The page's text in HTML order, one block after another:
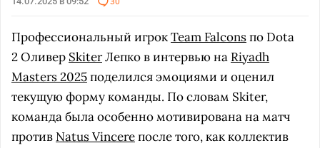
Профессиональный игрокTeam Falconsпо Dota
2 Оливер SkiterЛепко в интервью на Riyadh
Masters 2025поделился эмоциями и оценил
текущую форму команды. По словам Skiter,
команда была особенно мотивирована на матч
против Natus Vincereпосле того, как коллектив